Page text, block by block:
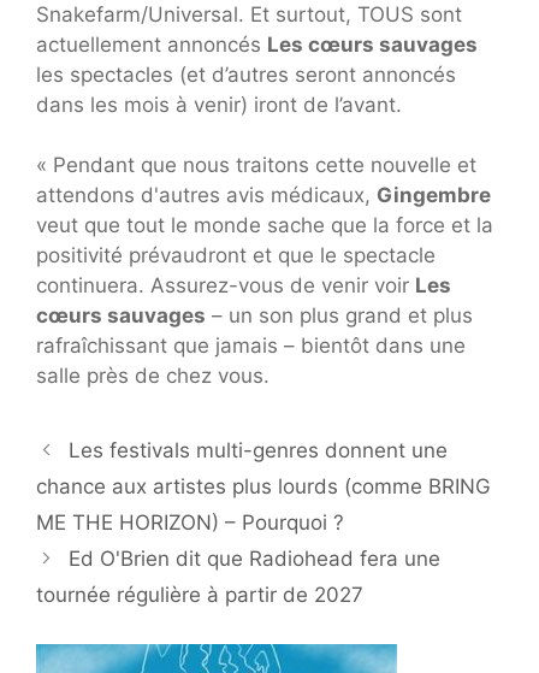
Snakefarm/Universal. Et surtout, TOUS sont
actuellement annoncés Les cœurs sauvages
les spectacles (et d’autres seront annoncés
dans les mois à venir) iront de l’avant.
« Pendant que nous traitons cette nouvelle et
attendons d'autres avis médicaux, Gingembre
veut que tout le monde sache que la force et la
positivité prévaudront et que le spectacle
continuera. Assurez-vous de venir voir Les
cœurs sauvages – un son plus grand et plus
rafraîchissant que jamais – bientôt dans une
salle près de chez vous.
Les festivals multi-genres donnent une
chance aux artistes plus lourds (comme BRING
ME THE HORIZON) – Pourquoi ?
Ed O'Brien dit que Radiohead fera une
tournée régulière à partir de 2027